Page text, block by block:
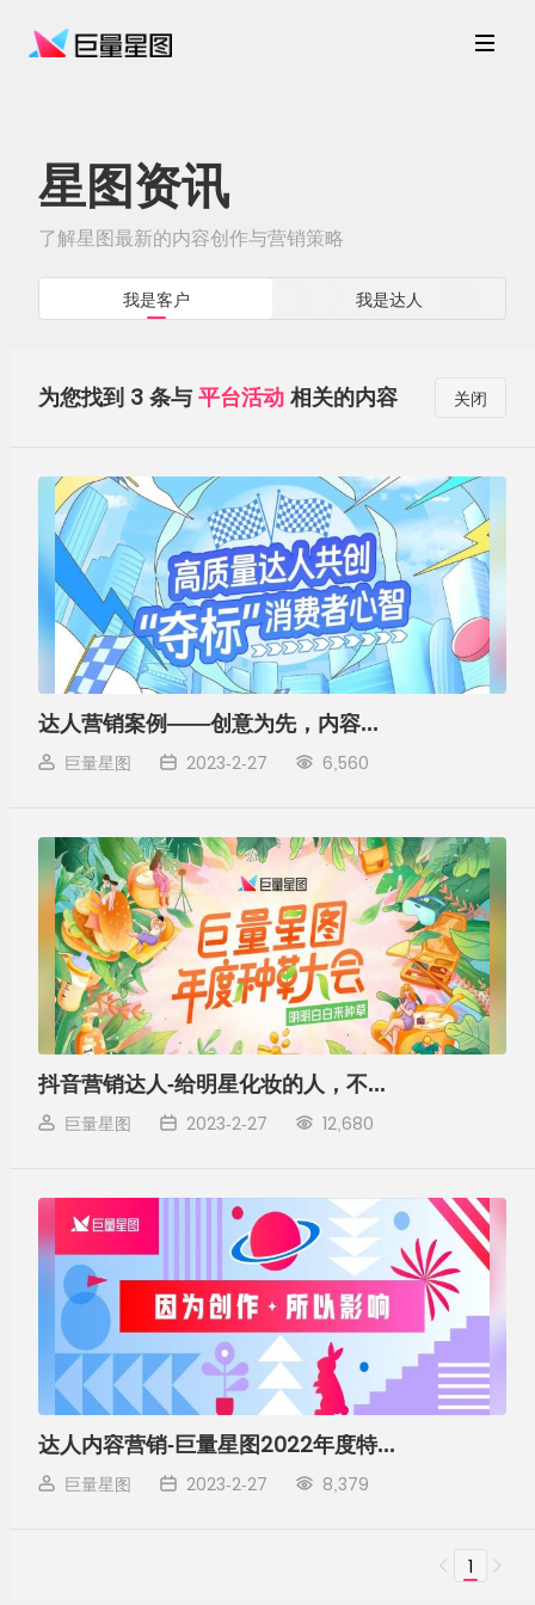
星图资讯
了解星图最新的内容创作与营销策略
我是客户 我是达人
为您找到 3 条与 平台活动 相关的内容 关闭
达人营销案例——创意为先，内容破圈，巨量星图夺标赛助力品牌建设
巨量星图 2023-2-27 6,560
抖音营销达人-给明星化妆的人，不简单
巨量星图 2023-2-27 12,680
达人内容营销-巨量星图2022年度特辑：致那些创作给我们的力量
巨量星图 2023-2-27 8,379
1